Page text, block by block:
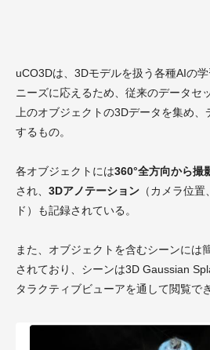
uCO3Dは、3Dモデルを扱う各種AIの
ニーズに応えるため、従来のデータセ
上のオブジェクトの3Dデータを集め
するもの。
各オブジェクトには360°全方向から撮
され、 3Dアノテーション （カメラ位
ド）も記録されている。
また、オブジェクトを含むシーンには
されており、シーンは3D Gaussian
タラクティブビューアを通して閲覧でき